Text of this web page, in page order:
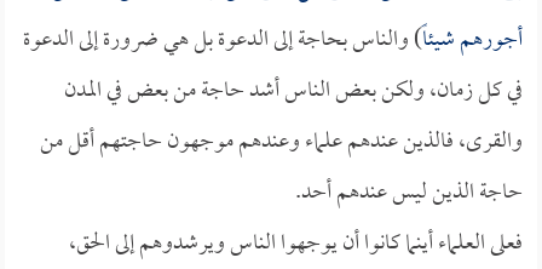
أجورهم شيئاً) والناس بحاجة إلى الدعوة بل هي ضرورة إلى الدعوة
في كل زمان، ولكن بعض الناس أشد حاجة من بعض في المدن
والقرى، فالذين عندهم علماء وعندهم موجهون حاجتهم أقل من
حاجة الذين ليس عندهم أحد.
فعلى العلماء أينما كانوا أن يوجهوا الناس ويرشدوهم إلى الحق،